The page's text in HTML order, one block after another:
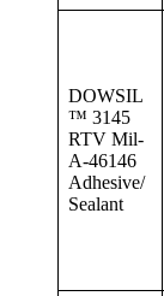
DOWSIL
™ 3145
RTV Mil-
A-46146
Adhesive/
Sealant